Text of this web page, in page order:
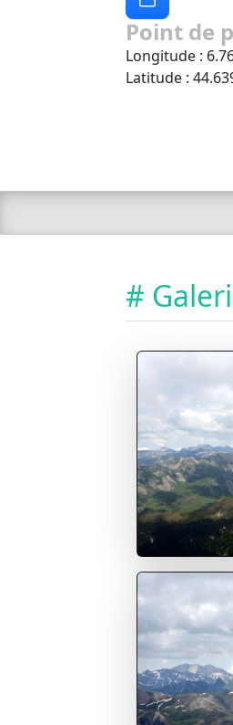
Point de
Longitude :
Latitude :
#